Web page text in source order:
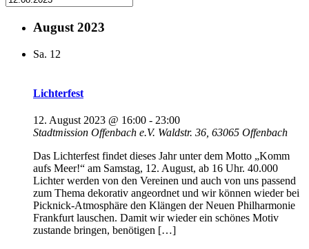
August 2023
Sa. 12
Lichterfest
12. August 2023 @ 16:00 - 23:00
Stadtmission Offenbach e.V. Waldstr. 36, 63065 Offenbach
Das Lichterfest findet dieses Jahr unter dem Motto „Komm
aufs Meer!“ am Samstag, 12. August, ab 16 Uhr. 40.000
Lichter werden von den Vereinen und auch von uns passend
zum Thema dekorativ angeordnet und wir können wieder bei
Picknick-Atmosphäre den Klängen der Neuen Philharmonie
Frankfurt lauschen. Damit wir wieder ein schönes Motiv
zustande bringen, benötigen […]